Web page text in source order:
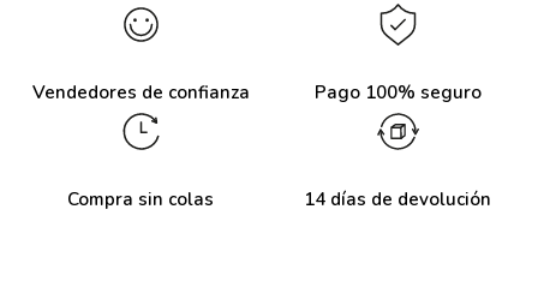
Vendedores de confianza Pago 100% seguro
Compra sin colas 14 días de devolución